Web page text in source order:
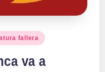
fallera
va a